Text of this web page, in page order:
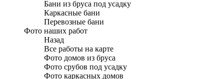
Бани из бруса под усадку
Каркасные бани
Перевозные бани
Фото наших работ
Назад
Все работы на карте
Фото домов из бруса
Фото срубов под усадку
Фото каркасных домов